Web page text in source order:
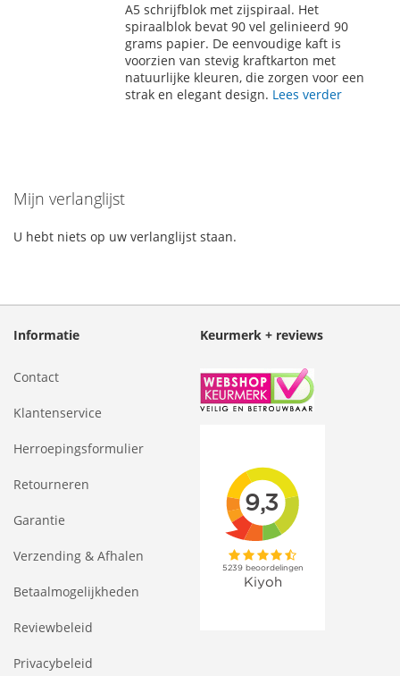
AAN
VERLANGLIJST
TE
VERGELIJKEN
A5 schrijfblok met zijspiraal. Het
spiraalblok bevat 90 vel gelinieerd 90
grams papier. De eenvoudige kaft is
voorzien van stevig kraftkarton met
natuurlijke kleuren, die zorgen voor een
strak en elegant design. Lees verder
Mijn verlanglijst
U hebt niets op uw verlanglijst staan.
Informatie
Contact
Klantenservice
Herroepingsformulier
Retourneren
Garantie
Verzending & Afhalen
Betaalmogelijkheden
Reviewbeleid
Privacybeleid
Keurmerk + reviews